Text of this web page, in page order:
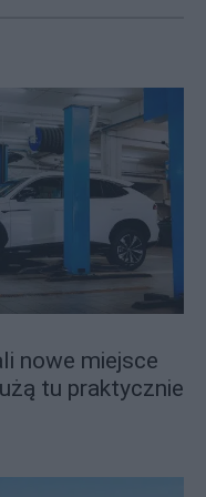
nowe miejsce
tu praktycznie